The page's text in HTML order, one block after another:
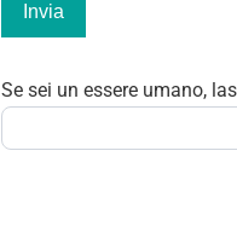
Invia
Se sei un essere umano,